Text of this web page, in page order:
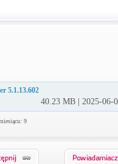
5.1.13.602
40.23 MB | 2025-06-
9